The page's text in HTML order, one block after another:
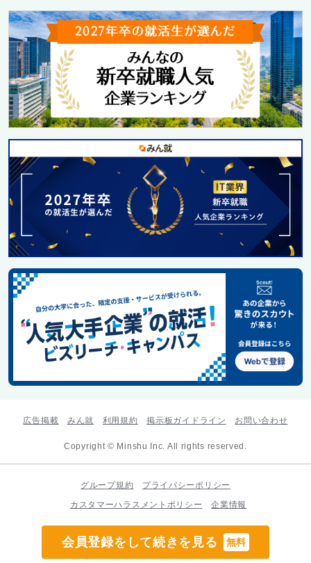
会員登録をして続きを見る 無料
広告掲載 みん就 利用規約 掲示板ガイドライン お問い合わせ
Copyright © Minshu Inc. All rights reserved.
グループ規約
プライバシーポリシー
カスタマーハラスメントポリシー
企業情報